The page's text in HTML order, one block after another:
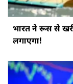
भारत ने रूस से
लगाएगा!